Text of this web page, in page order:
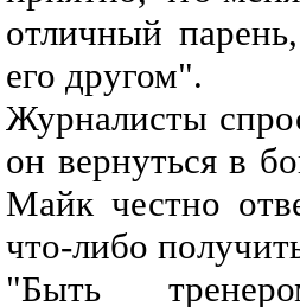
отличный
его другом".
Журналисты
он вернуться в
Майк честно
что-либо
"Быть